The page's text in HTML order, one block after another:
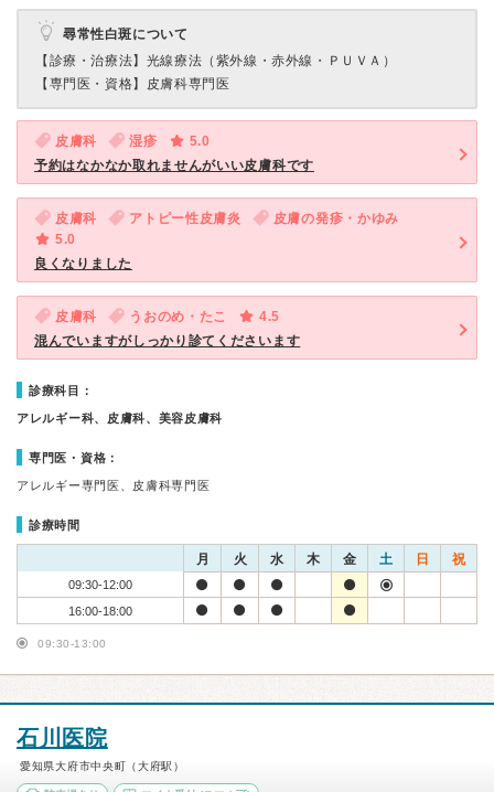
尋常性白斑について
【診療・治療法】 光線療法（紫外線・赤外線・ＰＵＶＡ）
【専門医・資格】 皮膚科専門医
皮膚科 湿疹
5.0
予約はなかなか取れませんがいい皮膚科です
皮膚科 アトピー性皮膚炎
皮膚の発疹・かゆみ
5.0
良くなりました
皮膚科 うおのめ・たこ
4.5
混んでいますがしっかり診てくださいます
診療科目：
アレルギー科、皮膚科、美容皮膚科
専門医・資格：
アレルギー専門医、皮膚科専門医
診療時間
月 火 水 木 金 土 日 祝
09:30-12:00
16:00-18:00
09:30-13:00
石川医院
愛知県大府市中央町（大府駅）